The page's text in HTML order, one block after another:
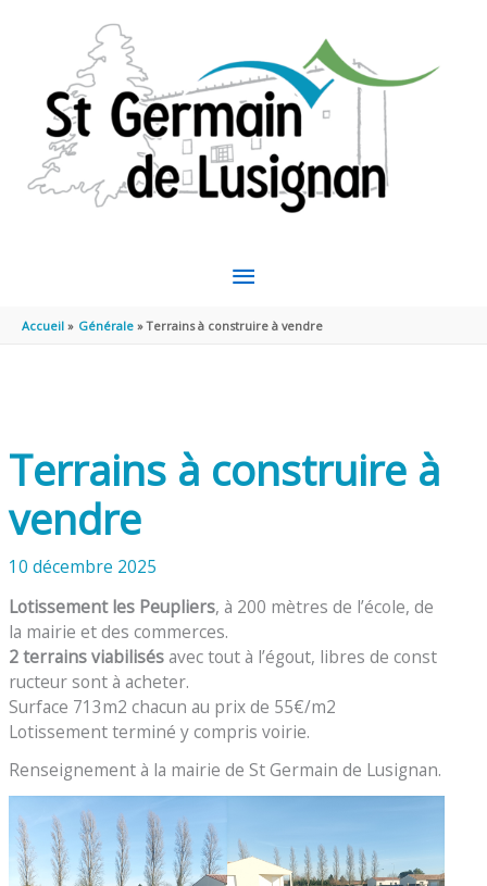
MENU
PRINCIPAL
Accueil Générale Terrains à construire à vendre
Terrains à construire à
vendre
10 décembre 2025
Lotissement les Peupliers, à 200 mètres de l’école, de
la mairie et des commerces.
2 terrains viabilisésavec tout à l’égout, libres de const
ructeur sont à acheter.
Surface 713m2 chacun au prix de 55€/m2
Lotissement terminé y compris voirie.
Renseignement à la mairie de St Germain de Lusignan.